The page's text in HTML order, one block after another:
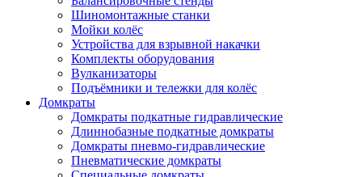
Шиномонтажные станки
Мойки колёс
Устройства для взрывной накачки
Комплекты оборудования
Вулканизаторы
Подъёмники и тележки для колёс
Домкраты
Домкраты подкатные гидравлические
Длиннобазные подкатные домкраты
Домкраты пневмо-гидравлические
Пневматические домкраты